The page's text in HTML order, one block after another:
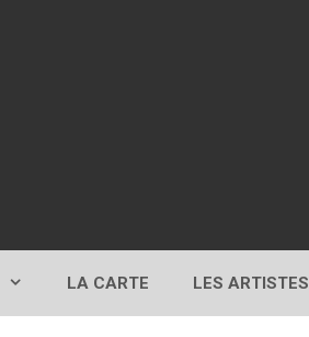
LA CARTE LES ARTISTES